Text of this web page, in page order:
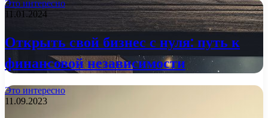
Это интересно
11.01.2024
Открыть свой бизнес с нуля: путь к
финансовой независимости
Это интересно
11.09.2023